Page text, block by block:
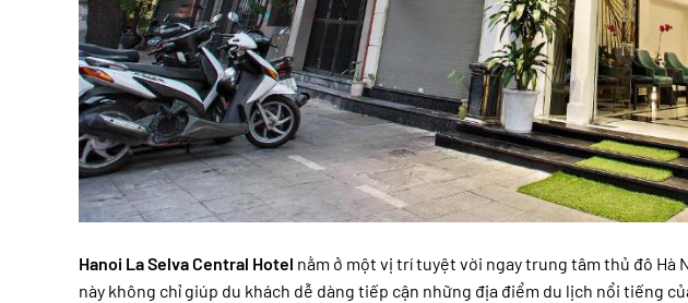
Hanoi La Selva Central Hotel nằm ở một vị trí tuyệt vời ngay trung tâm thủ đô Hà
này không chỉ giúp du khách dễ dàng tiếp cận những địa điểm du lịch nổi tiếng